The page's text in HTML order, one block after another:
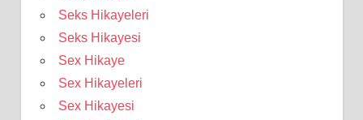
Seks Hikayeleri
Seks Hikayesi
Sex Hikaye
Sex Hikayeleri
Sex Hikayesi